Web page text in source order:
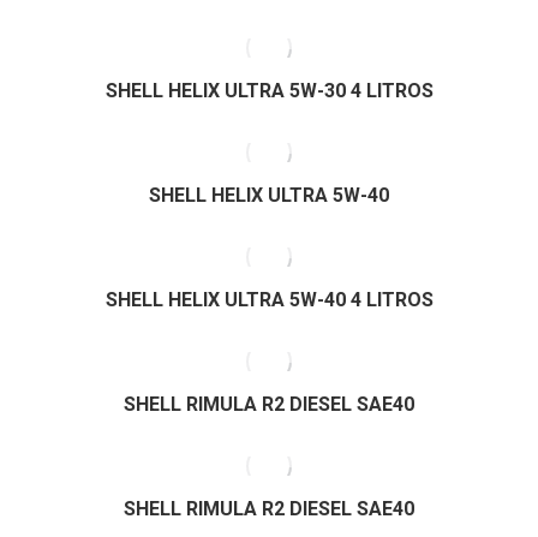
SHELL HELIX ULTRA 5W-30 4 LITROS
SHELL HELIX ULTRA 5W-40
SHELL HELIX ULTRA 5W-40 4 LITROS
SHELL RIMULA R2 DIESEL SAE40
SHELL RIMULA R2 DIESEL SAE40